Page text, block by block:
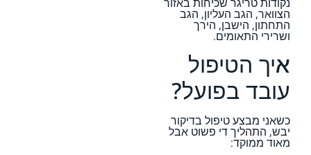
הצוואר, הגב העליון, הגב
התחתון, הישבן, הירך
ושרירי התאומים.
איך הטיפול
עובד בפועל?
כשאני מבצע טיפול בדיקור
יבש, התהליך די פשוט אבל
מאוד ממוקד: